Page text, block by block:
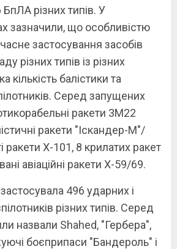
різних типів. У
зазначили, що особливістю
застосування засобів
різних типів із різних
кількість балістики та
Серед запущених
ракети 3М22
ракети "Іскандер-М"/
ракети Х-101, 8 крилатих ракет
авіаційні ракети Х-59/69.
496 ударних і
різних типів. Серед
назвали Shahed, "Гербера",
боєприпаси "Бандероль" і